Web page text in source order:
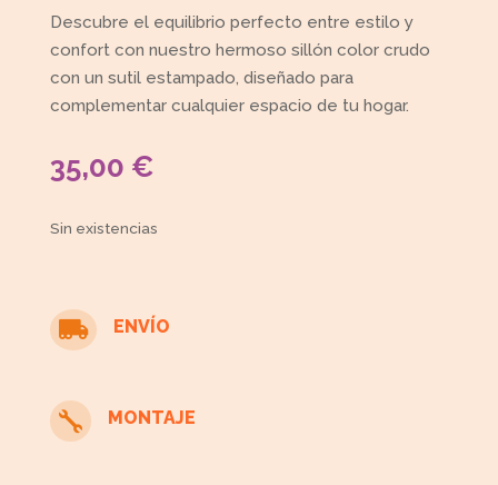
Descubre el equilibrio perfecto entre estilo y
confort con nuestro hermoso sillón color crudo
con un sutil estampado, diseñado para
complementar cualquier espacio de tu hogar.
35,00 €
Sin existencias
 ENVÍO
 MONTAJE